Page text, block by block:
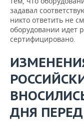
задавал
никто ответить не
оборудовании идет
сертифицировано.
ДНЯ